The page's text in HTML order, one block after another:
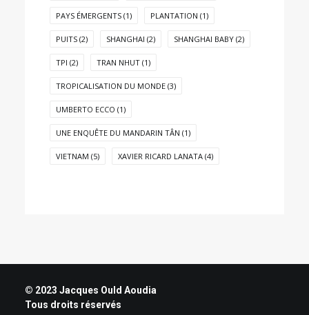
PAYS ÉMERGENTS (1) PLANTATION (1)
PUITS (2) SHANGHAI (2) SHANGHAI BABY (2)
TPI (2) TRAN NHUT (1)
TROPICALISATION DU MONDE (3)
UMBERTO ECCO (1)
UNE ENQUÊTE DU MANDARIN TÂN (1)
VIETNAM (5) XAVIER RICARD LANATA (4)
© 2023 Jacques Ould Aoudia
Tous droits réservés